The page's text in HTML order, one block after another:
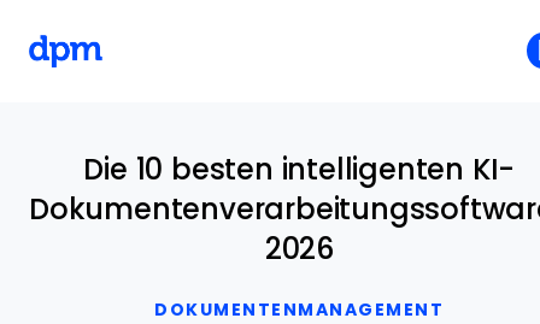
DOKUMENTENMANAGEMENT
Die 10 besten intelligenten KI-
2026